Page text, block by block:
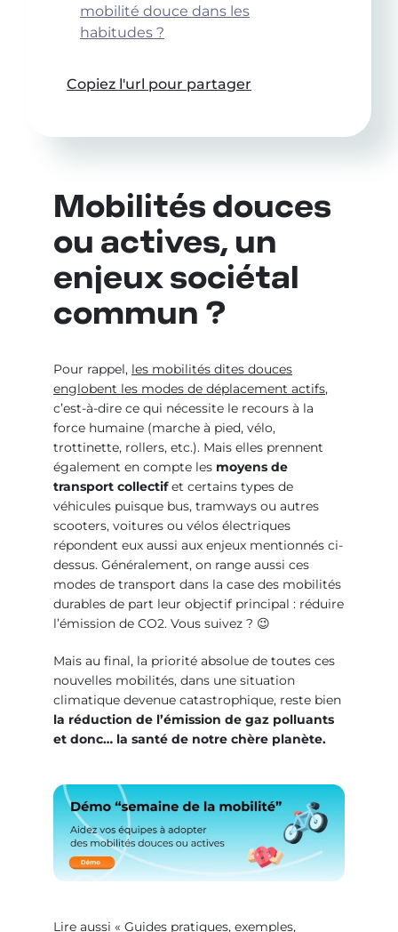
mobilité douce dans les
habitudes ?
Copiez l'url pour partager
Mobilités douces
ou actives, un
enjeux sociétal
commun ?
Pour rappel, les mobilités dites douces
englobent les modes de déplacement actifs,
c’est-à-dire ce qui nécessite le recours à la
force humaine (marche à pied, vélo,
trottinette, rollers, etc.). Mais elles prennent
également en compte les moyens de
transport collectifet certains types de
véhicules puisque bus, tramways ou autres
scooters, voitures ou vélos électriques
répondent eux aussi aux enjeux mentionnés ci-
dessus. Généralement, on range aussi ces
modes de transport dans la case des mobilités
durables de part leur objectif principal : réduire
l’émission de CO2. Vous suivez ? 😉
Mais au final, la priorité absolue de toutes ces
nouvelles mobilités, dans une situation
climatique devenue catastrophique, reste bien
la réduction de l’émission de gaz polluants
et donc… la santé de notre chère planète.
Lire aussi « Guides pratiques, exemples,